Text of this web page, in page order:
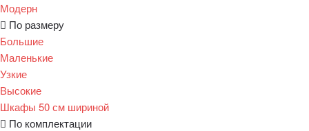
Модерн
По размеру
Большие
Маленькие
Узкие
Высокие
Шкафы 50 см шириной
По комплектации